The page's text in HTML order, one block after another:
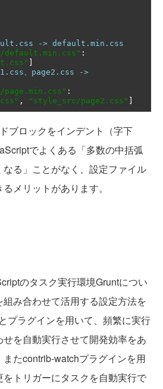
-> default.min.css
default.min.css" :
、page2.css ->
:
, "style_src/page2.css"
ブロックをインデント（字下
でよくある「多数の中括弧
る」ことがなく、設定ファイル
メリットがあります。
のタスク実行環境Gruntについ
み合わせて活用する設定方法を
プラグインを用いて、頻繁に実行
を自動実行させて開発効率をあ
たcontrib-watchプラグインを用
トリガーにタスクを自動実行で